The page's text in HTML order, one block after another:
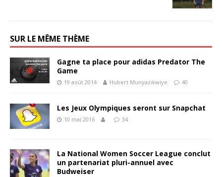
SUR LE MÊME THÈME
Gagne ta place pour adidas Predator The
Game
19 août 2014 Hubert Munyazikwiye 40
Les Jeux Olympiques seront sur Snapchat
10 mai 2016 34
La National Women Soccer League conclut
un partenariat pluri-annuel avec
Budweiser